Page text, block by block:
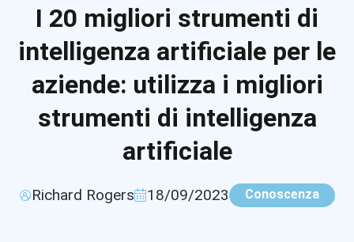
Ripper BD-DVD
Ripper di DVD
Lettore Blu-ray
Creatore di DVD
Copia DVD
Negozio
Risorse
Supporto
I 20 migliori strumenti di
intelligenza artificiale per le
aziende: utilizza i migliori
strumenti di intelligenza
artificiale
Richard Rogers 18/09/2023 Conoscenza